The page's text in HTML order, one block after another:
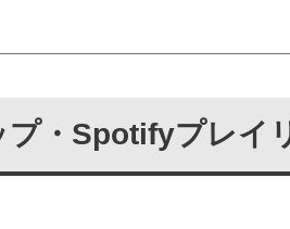
・Spotifyプレイ